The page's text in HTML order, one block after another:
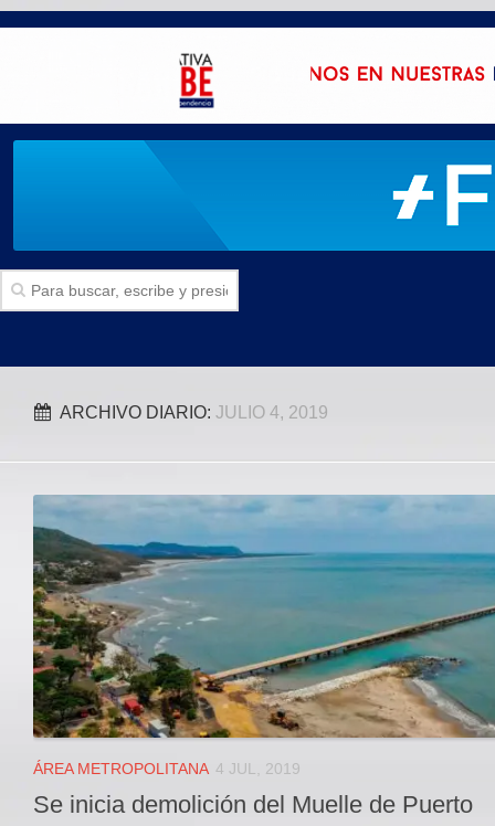
SECCIONES
Politica
Local
Deportes
JUDICIAL
ÁREA METROPOLITANA
REGIONAL
DEPARTAMENTAL
Internacional
ARCHIVO DIARIO: JULIO 4, 2019
ÁREA METROPOLITANA 4 JUL, 2019
Se inicia demolición del Muelle de Puerto